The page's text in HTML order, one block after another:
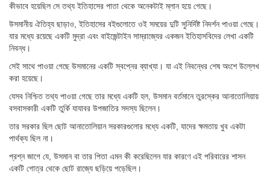
কীভাবে হয়েছিল সে তথ্য ইতিহাসের পাতা থেকে অনেকটাই ম্লান হয়ে গেছে।
উসমানীয় ঐতিহ্য ছাড়াও, ইতিহাসের বইগুলোতে ওই সময়ের দুটি সুনির্দিষ্ট নিদর্শন পাওয়া গেছে।
যার মধ্যে রয়েছে একটি মুদ্রা এবং বাইজেন্টাইন সাম্রাজ্যের একজন ইতিহাসবিদের লেখা একটি
নিবন্ধ।
সেই সাথে পাওয়া গেছে উসমানের একটি স্বপ্নের ব্যাখ্যা। যা এই নিবন্ধের শেষ অংশে উল্লেখ
করা হয়েছে।
যেসব নিশ্চিত তথ্য পাওয়া গেছে তার মধ্যে একটি হল, উসমান বর্তমানে তুরস্কের আনাতোলিয়ায়
বসবাসকারী একটি তুর্কি যাযাবর উপজাতির সদস্য ছিলেন।
তার সরকার ছিল ছোট আনাতোলিয়ান সরকারগুলোর মধ্যে একটি, যাদের ক্ষমতায় খুব একটা
পার্থক্য ছিল না।
প্রশ্ন জাগে যে, উসমান বা তার পিতা এমন কী করেছিলেন যার কারণে এই পরিবারের শাসন
একটি গোত্র থেকে ছোট রাজ্যে ছড়িয়ে পড়েছিল।